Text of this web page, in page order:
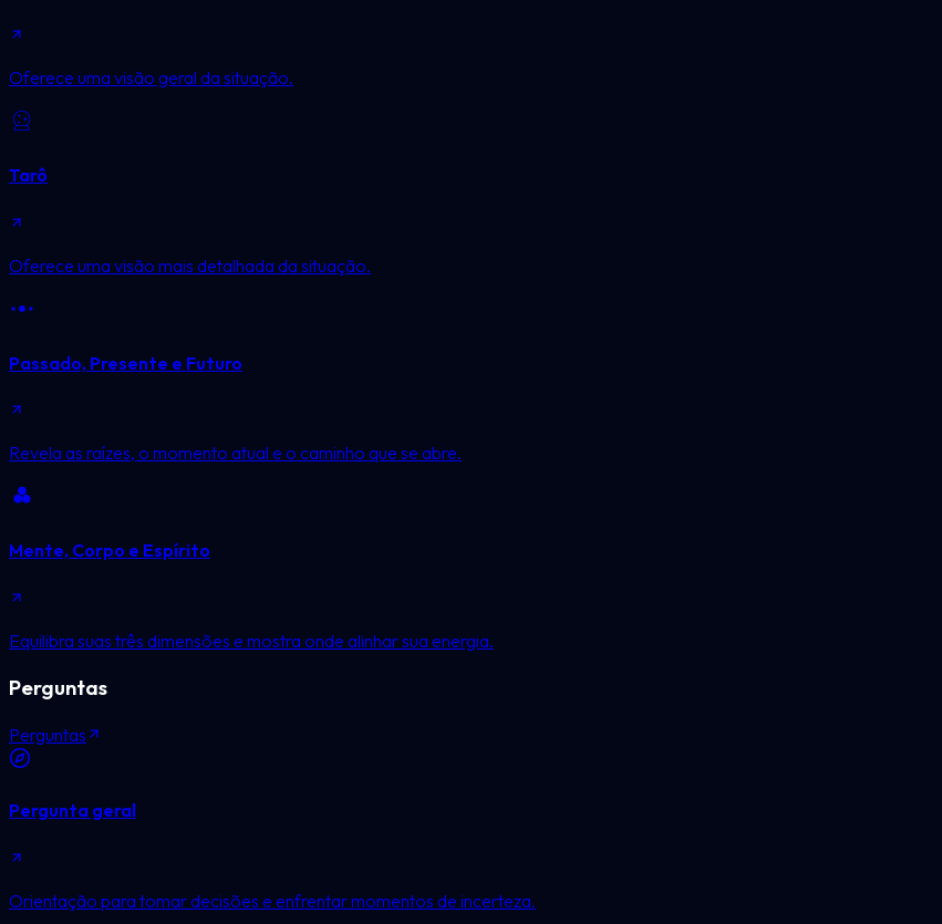
Oferece uma visão geral da situação.
Tarô
Oferece uma visão mais detalhada da situação.
Passado, Presente e Futuro
Revela as raízes, o momento atual e o caminho que se abre.
Mente, Corpo e Espírito
Equilibra suas três dimensões e mostra onde alinhar sua energia.
Perguntas
Perguntas
Pergunta geral
Orientação para tomar decisões e enfrentar momentos de incerteza.